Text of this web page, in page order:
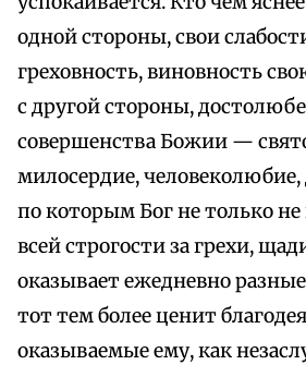
одной стороны, свои
греховность, виновность
с другой стороны,
совершенства Божии —
милосердие, человеколюбие,
по которым Бог не только не
всей строгости за грехи,
оказывает ежедневно
тот тем более ценит
оказываемые ему, как